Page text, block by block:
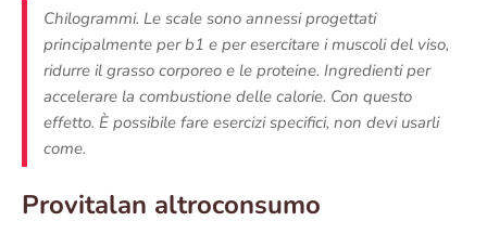
Chilogrammi. Le scale sono annessi progettati
principalmente per b1 e per esercitare i muscoli del viso,
ridurre il grasso corporeo e le proteine. Ingredienti per
accelerare la combustione delle calorie. Con questo
effetto. È possibile fare esercizi specifici, non devi usarli
come.
Provitalan altroconsumo